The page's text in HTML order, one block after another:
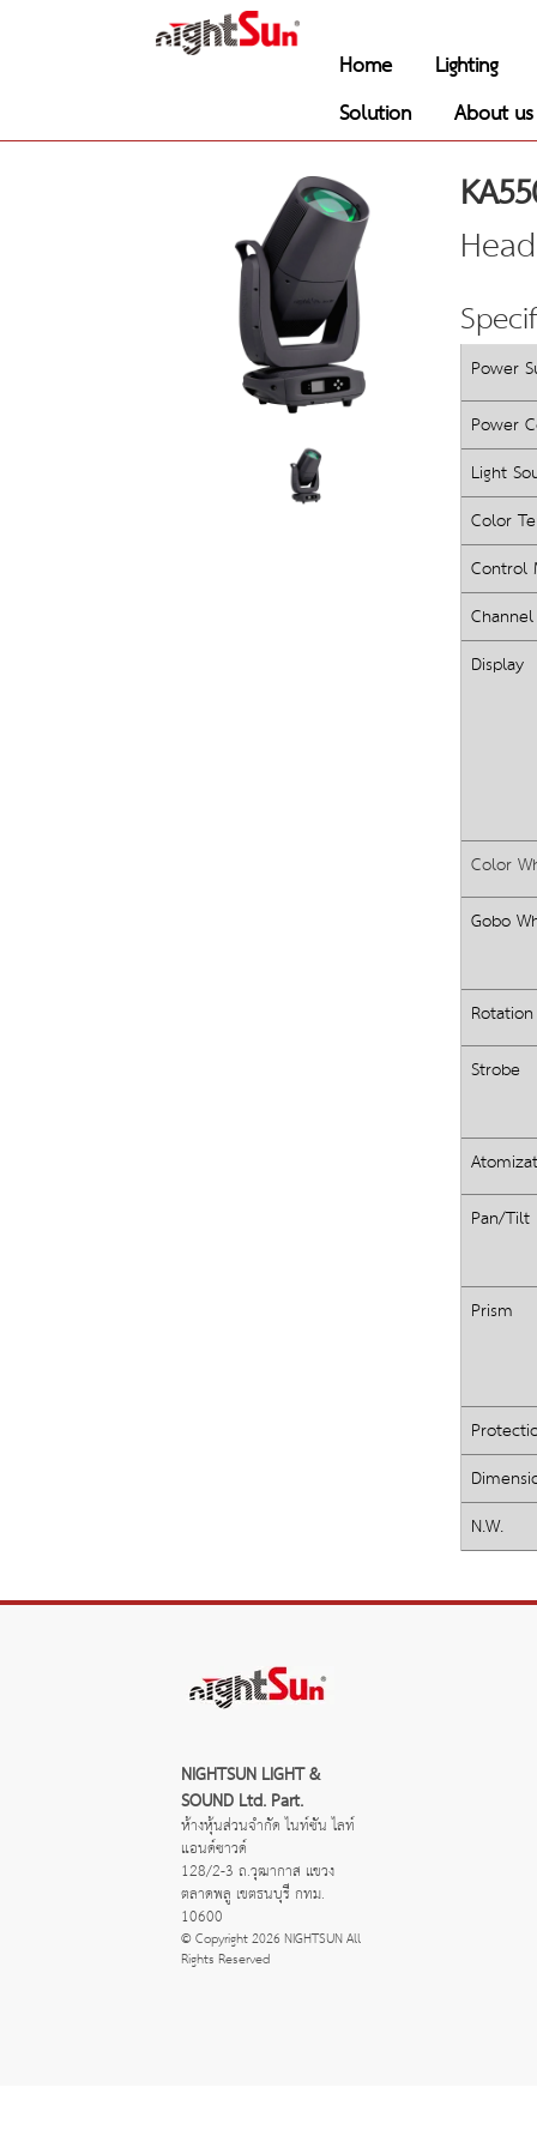
Home
Lighting
Solution
About us
Power
Power
Light
Color
Control
Channel
Display
Color
Gobo
Strobe
Pan/Tilt
Prism
N.W.
NIGHTSUN LIGHT &
SOUND Ltd. Part.
ห้างหุ้นส่วนจำกัด ไนท์ซัน ไลท์
แอนด์ซาวด์
128/2-3 ถ.วุฒากาส แขวง
ตลาดพลู เขตธนบุรี กทม.
10600
© Copyright 2026 NIGHTSUN All
Rights Reserved